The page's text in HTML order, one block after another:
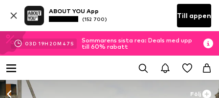
ABOUT YOU App
(152 700) Till appen
03D 19H 20M 46 S
Sommarens sista rea: Deals med upp
till 60% rabatt
Följ